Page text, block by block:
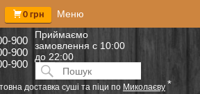
900
900
900
Приймаємо
замовлення с 10:00
до 22:00
Искать:ПОИСК
0 грн Меню
доставка суші та піци по Миколаєву *